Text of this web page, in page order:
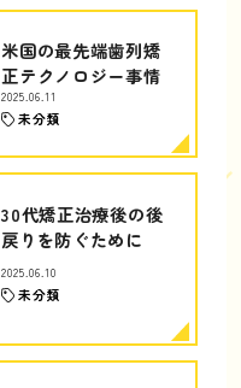
米国の最先端歯列矯
正テクノロジー事情
2025.06.11
未分類
30代矯正治療後の後
戻りを防ぐために
2025.06.10
未分類